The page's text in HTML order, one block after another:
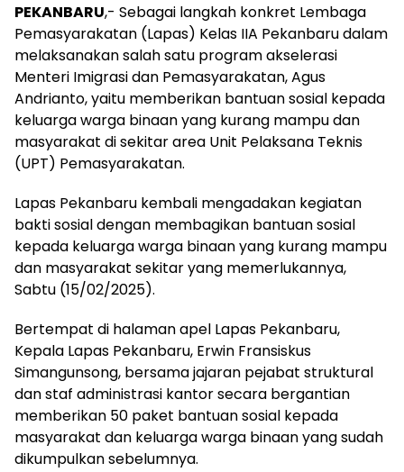
PEKANBARU,- Sebagai langkah konkret Lembaga
Pemasyarakatan (Lapas) Kelas IIA Pekanbaru dalam
melaksanakan salah satu program akselerasi
Menteri Imigrasi dan Pemasyarakatan, Agus
Andrianto, yaitu memberikan bantuan sosial kepada
keluarga warga binaan yang kurang mampu dan
masyarakat di sekitar area Unit Pelaksana Teknis
(UPT) Pemasyarakatan.
Lapas Pekanbaru kembali mengadakan kegiatan
bakti sosial dengan membagikan bantuan sosial
kepada keluarga warga binaan yang kurang mampu
dan masyarakat sekitar yang memerlukannya,
Sabtu (15/02/2025).
Bertempat di halaman apel Lapas Pekanbaru,
Kepala Lapas Pekanbaru, Erwin Fransiskus
Simangunsong, bersama jajaran pejabat struktural
dan staf administrasi kantor secara bergantian
memberikan 50 paket bantuan sosial kepada
masyarakat dan keluarga warga binaan yang sudah
dikumpulkan sebelumnya.